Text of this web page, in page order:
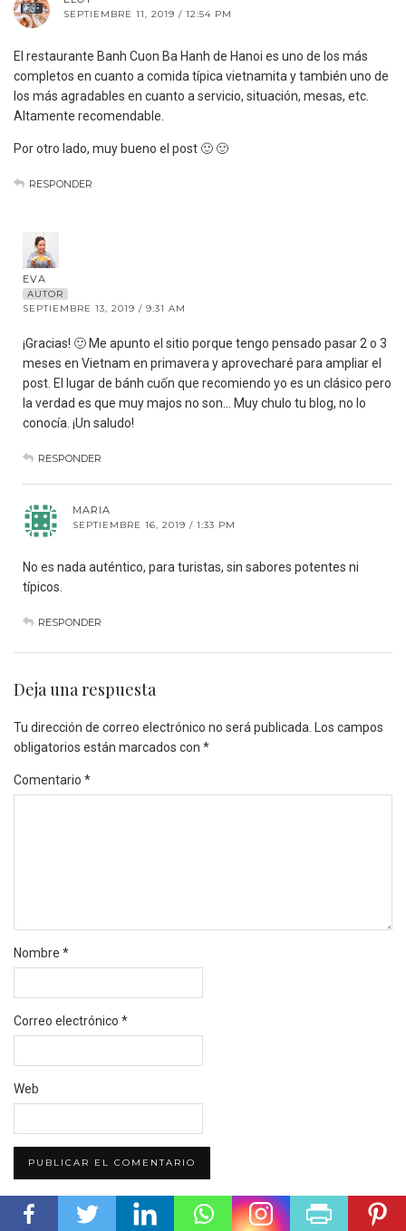
SEPTIEMBRE 11, 2019 / 12:54 PM
El restaurante Banh Cuon Ba Hanh de Hanoi es uno de los más
completos en cuanto a comida típica vietnamita y también uno de
los más agradables en cuanto a servicio, situación, mesas, etc.
Altamente recomendable.
Por otro lado, muy bueno el post 🙂 🙂
RESPONDER
EVA
AUTOR
SEPTIEMBRE 13, 2019 / 9:31 AM
¡Gracias! 🙂 Me apunto el sitio porque tengo pensado pasar 2 o 3
meses en Vietnam en primavera y aprovecharé para ampliar el
post. El lugar de bánh cuốn que recomiendo yo es un clásico pero
la verdad es que muy majos no son… Muy chulo tu blog, no lo
conocía. ¡Un saludo!
RESPONDER
MARIA
SEPTIEMBRE 16, 2019 / 1:33 PM
No es nada auténtico, para turistas, sin sabores potentes ni
típicos.
RESPONDER
Deja una respuesta
Tu dirección de correo electrónico no será publicada. Los campos
obligatorios están marcados con *
Comentario *
Nombre *
Correo electrónico *
Web